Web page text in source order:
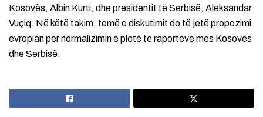
Kosovës, Albin Kurti, dhe presidentit të Serbisë, Aleksandar
Vuçiq. Në këtë takim, temë e diskutimit do të jetë propozimi
evropian për normalizimin e plotë të raporteve mes Kosovës
dhe Serbisë.